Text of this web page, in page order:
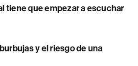
tiene que empezar a escuchar
y el riesgo de una